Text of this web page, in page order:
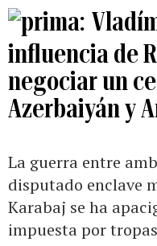
influencia de
negociar un
Azerbaiyán y
La guerra entre
disputado enclave
Karabaj se ha
impuesta por